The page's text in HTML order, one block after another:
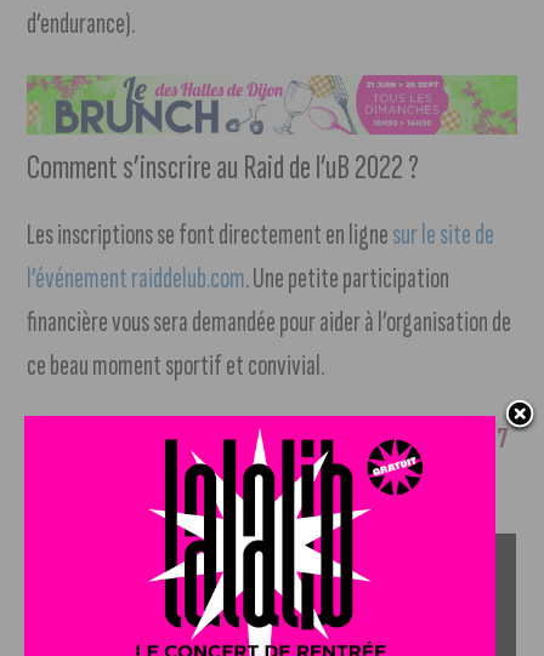
d’endurance).
Comment s’inscrire au Raid de l’uB 2022 ?
Les inscriptions se font directement en lignesur le site de
l’événement raiddelub.com. Une petite participation
financière vous sera demandée pour aider à l’organisation de
ce beau moment sportif et convivial.
Une fois inscrit, rendez-vousle samedi 7 mai à partir de 7
heures du matin, au lac Kir de Dijon.